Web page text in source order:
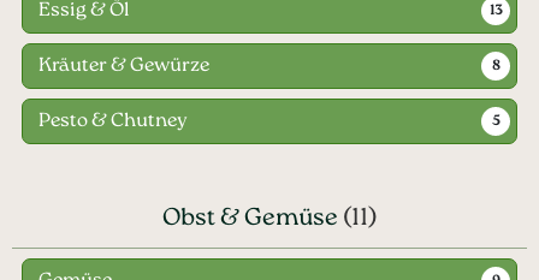
Essig & Öl 13
Kräuter & Gewürze 8
Pesto & Chutney 5
Obst & Gemüse (11)